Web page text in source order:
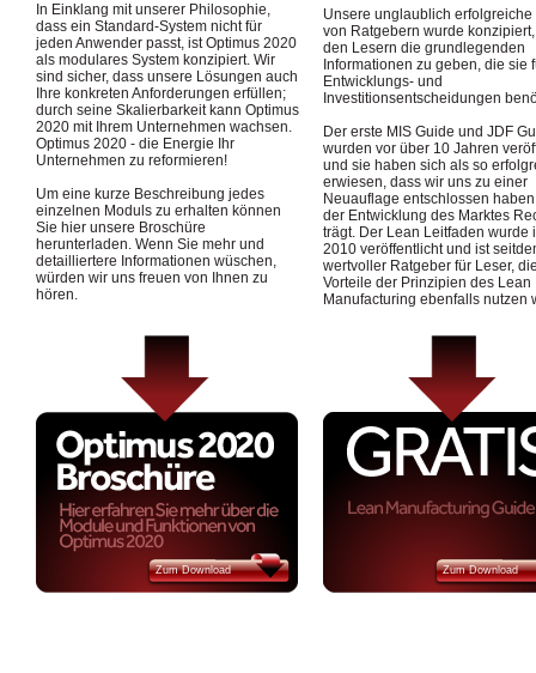
In Einklang mit unserer Philosophie,
dass ein Standard-System nicht für
jeden Anwender passt, ist Optimus 2020
als modulares System konzipiert. Wir
sind sicher, dass unsere Lösungen auch
Ihre konkreten Anforderungen erfüllen;
durch seine Skalierbarkeit kann Optimus
2020 mit Ihrem Unternehmen wachsen.
Optimus 2020 - die Energie Ihr
Unternehmen zu reformieren!
Um eine kurze Beschreibung jedes
einzelnen Moduls zu erhalten können
Sie hier unsere Broschüre
herunterladen. Wenn Sie mehr und
detailliertere Informationen wüschen,
würden wir uns freuen von Ihnen zu
hören.
Unsere unglaublich erfolgreiche
von Ratgebern wurde
den Lesern die grundlegenden
Informationen zu geben, die sie
Entwicklungs- und
Investitionsentscheidungen
Der erste MIS Guide und JDF
wurden vor über 10 Jahren
und sie haben sich als so
erwiesen, dass wir uns zu einer
Neuauflage entschlossen
der Entwicklung des Marktes
trägt. Der Lean Leitfaden wurde
2010 veröffentlicht und ist
wertvoller Ratgeber für Leser,
Vorteile der Prinzipien des Lean
Manufacturing ebenfalls nutzen
Zum Download Zum Download